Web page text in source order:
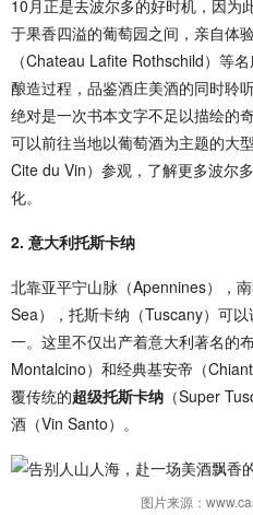
10月正是去波尔多的好时机，因为
于果香四溢的葡萄园之间，亲自体
（Chateau Lafite Rothschild）等
酿造过程，品鉴酒庄美酒的同时
绝对是一次书本文字不足以描绘的
可以前往当地以葡萄酒为主题的
Cite du Vin）参观，了解更多波尔
化。
2. 意大利托斯卡纳
北靠亚平宁山脉（Apennines），
Sea），托斯卡纳（Tuscany）可
一。这里不仅出产着意大利著名的
Montalcino）和经典基安帝（
覆传统的超级托斯卡纳 （Super
酒（Vin Santo）。
图片来源：